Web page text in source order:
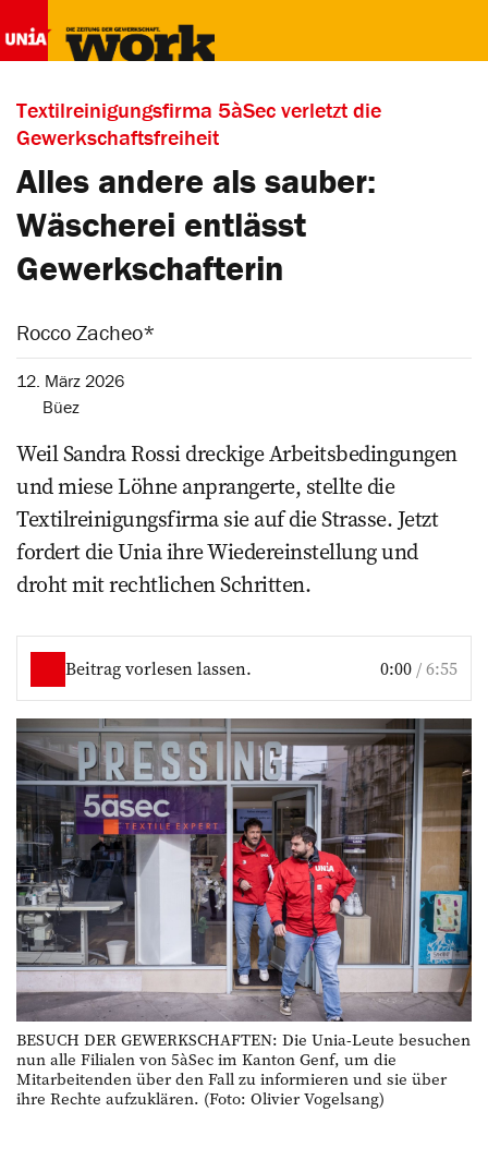
Textilreinigungsfirma 5àSec verletzt die
Gewerkschaftsfreiheit
Alles andere als sauber:
Wäscherei entlässt
Gewerkschafterin
Rocco Zacheo*
12. März 2026
Büez
Weil Sandra Rossi dreckige Arbeitsbedingungen
und miese Löhne anprangerte, stellte die
Textilreinigungsfirma sie auf die Strasse. Jetzt
fordert die Unia ihre Wiedereinstellung und
droht mit rechtlichen Schritten.
Beitrag vorlesen lassen. 0:00 /6:55
BESUCH DER GEWERKSCHAFTEN: Die Unia-Leute besuchen
nun alle Filialen von 5àSec im Kanton Genf, um die
Mitarbeitenden über den Fall zu informieren und sie über
ihre Rechte aufzuklären. (Foto: Olivier Vogelsang)